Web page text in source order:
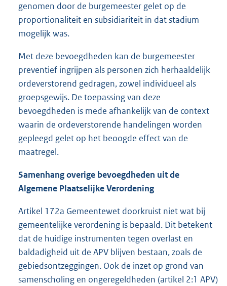
genomen door de burgemeester gelet op de
proportionaliteit en subsidiariteit in dat stadium
mogelijk was.
Met deze bevoegdheden kan de burgemeester
preventief ingrijpen als personen zich herhaaldelijk
ordeverstorend gedragen, zowel individueel als
groepsgewijs. De toepassing van deze
bevoegdheden is mede afhankelijk van de context
waarin de ordeverstorende handelingen worden
gepleegd gelet op het beoogde effect van de
maatregel.
Samenhangoverige bevoegdheden uit de
Algemene Plaatselijke Verordening
Artikel 172a Gemeentewet doorkruist niet wat bij
gemeentelijke verordening is bepaald. Dit betekent
dat de huidige instrumenten tegen overlast en
baldadigheid uit de APV blijven bestaan, zoals de
gebiedsontzeggingen. Ook de inzet op grond van
samenscholing en ongeregeldheden (artikel 2:1 APV)